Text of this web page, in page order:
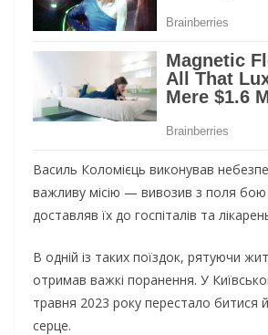
Василь Коломієць виконував
важливу місію — вивозив з поля
доставляв їх до госпіталів та
В одній із таких поїздок, рятуючи
отримав важкі поранення. У
травня 2023 року перестало битися
серце.